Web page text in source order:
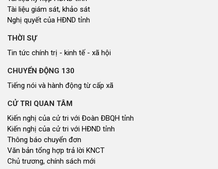
Góp ý xây dựng Chính Sách, Pháp Luật
Xây dựng nông thôn mới
Nhịp cầu đầu tư
Nghiên cứu - trao đổi
Kiến giải Nghệ An
NON NƯỚC, CON NGƯỜI XỨ NGHỆ
Miền di sản xứ Nghệ
Non nước, con người xứ Nghệ